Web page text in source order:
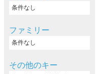
条件なし
ファミリー
条件なし
その他のキー